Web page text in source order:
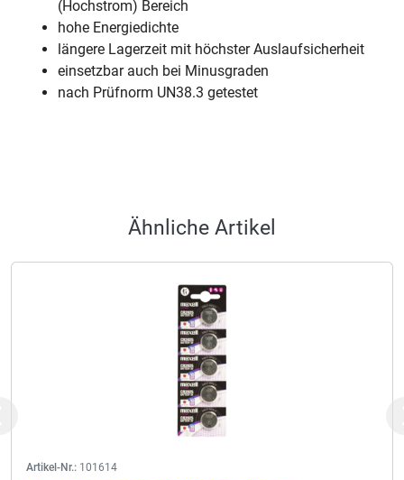
(Hochstrom) Bereich
hohe Energiedichte
längere Lagerzeit mit höchster Auslaufsicherheit
einsetzbar auch bei Minusgraden
nach Prüfnorm UN38.3 getestet
Ähnliche Artikel
Artikel-Nr.: 101614